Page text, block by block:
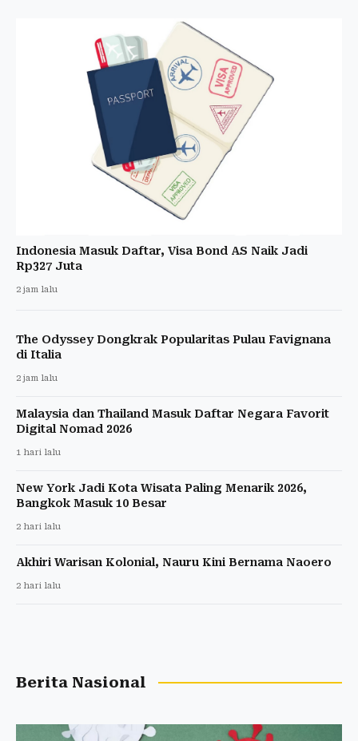
Indonesia Masuk Daftar, Visa Bond AS Naik Jadi
Rp327 Juta
2 jam lalu
The Odyssey Dongkrak Popularitas Pulau Favignana
di Italia
2 jam lalu
Malaysia dan Thailand Masuk Daftar Negara Favorit
Digital Nomad 2026
1 hari lalu
New York Jadi Kota Wisata Paling Menarik 2026,
Bangkok Masuk 10 Besar
2 hari lalu
Akhiri Warisan Kolonial, Nauru Kini Bernama Naoero
2 hari lalu
Berita Nasional